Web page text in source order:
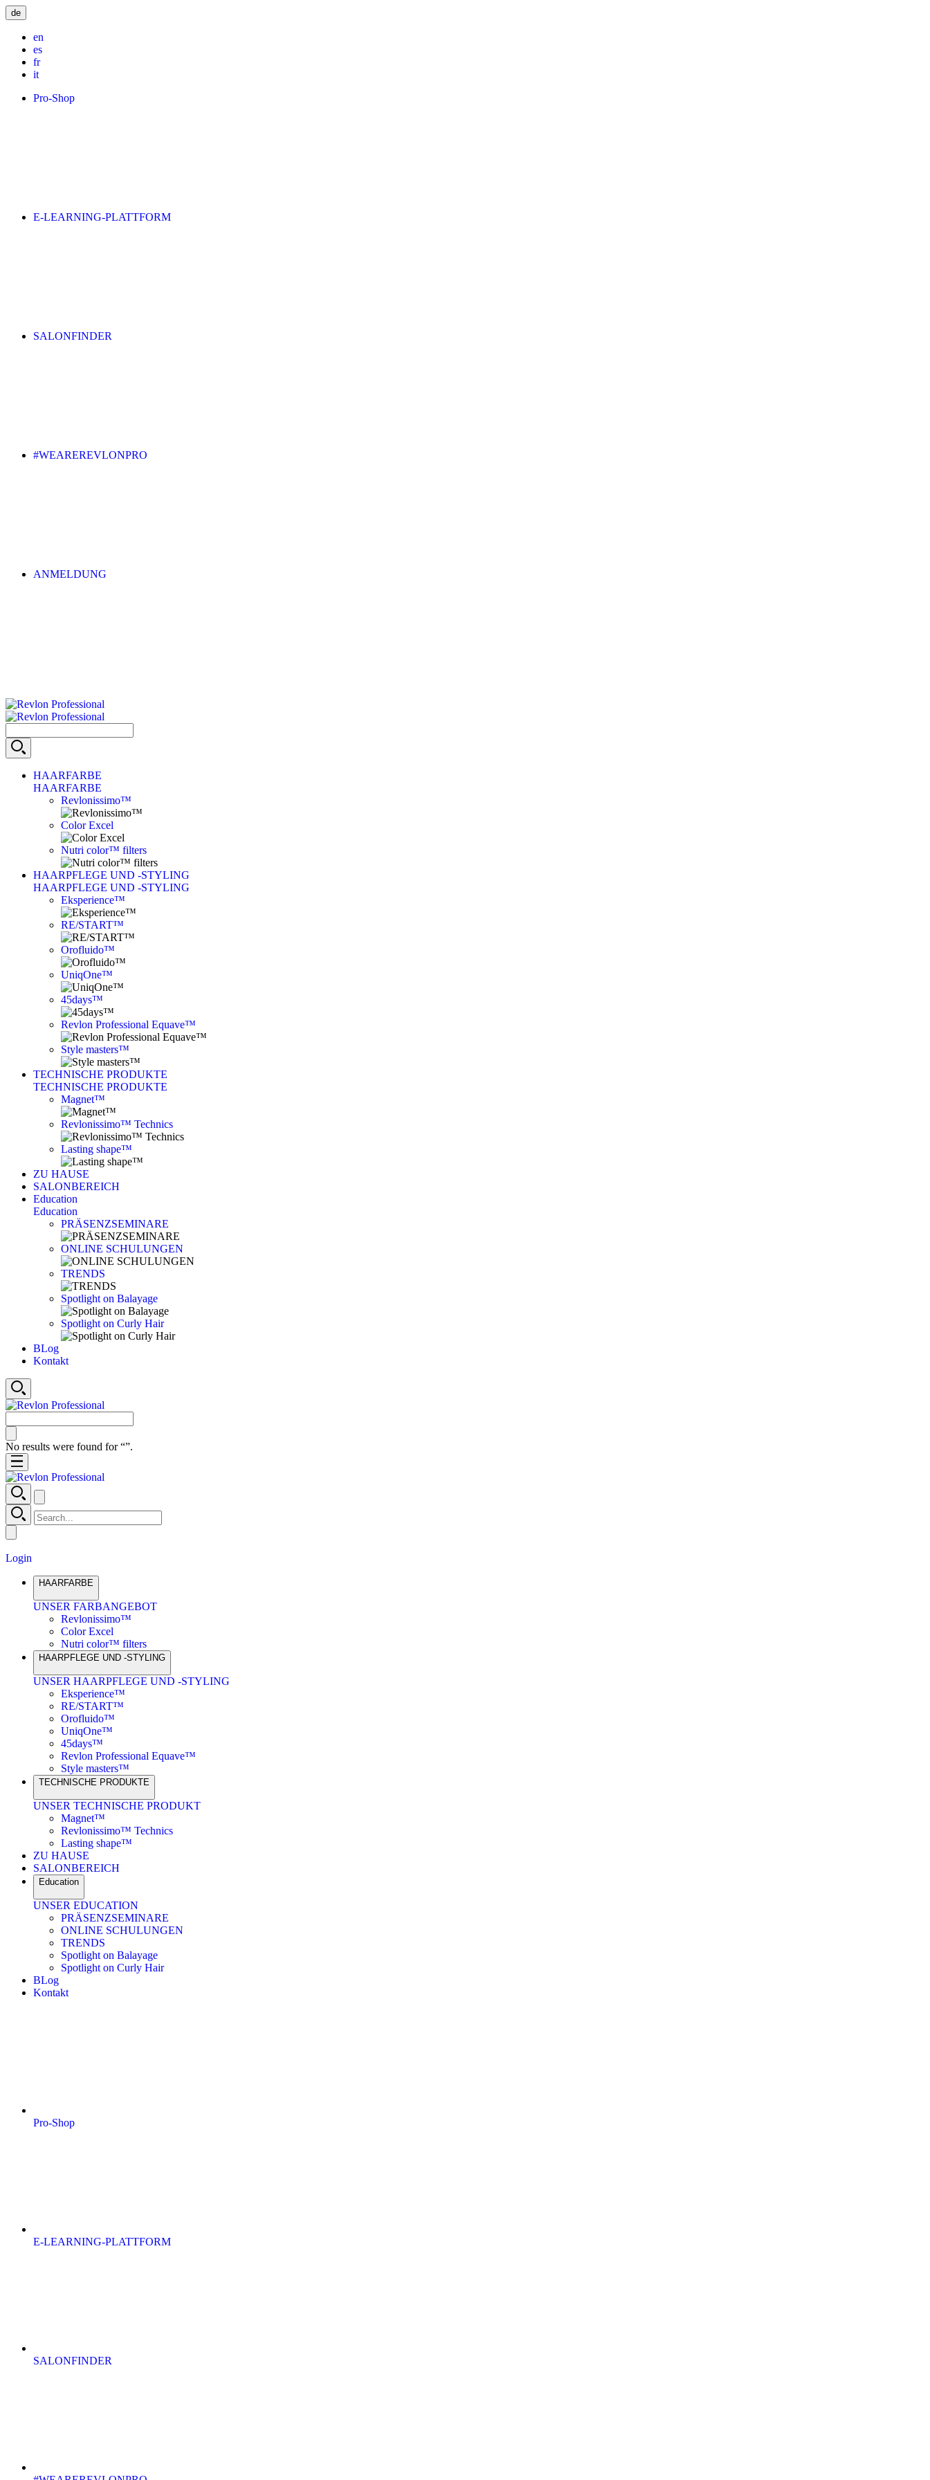
de
en
es
fr
it
Pro-Shop
E-LEARNING-PLATTFORM
SALONFINDER
#WEAREREVLONPRO
ANMELDUNG
HAARFARBE
HAARFARBE
Revlonissimo™
Color Excel
Nutri color™ filters
HAARPFLEGE UND -STYLING
HAARPFLEGE UND -STYLING
Eksperience™
RE/START™
Orofluido™
UniqOne™
45days™
Revlon Professional Equave™
Style masters™
TECHNISCHE PRODUKTE
TECHNISCHE PRODUKTE
Magnet™
Revlonissimo™ Technics
Lasting shape™
ZU HAUSE
SALONBEREICH
Education
Education
PRÄSENZSEMINARE
ONLINE SCHULUNGEN
TRENDS
Spotlight on Balayage
Spotlight on Curly Hair
BLog
Kontakt
No results were found for “”.
Login
HAARFARBE
UNSER FARBANGEBOT
Revlonissimo™
Color Excel
Nutri color™ filters
HAARPFLEGE UND -STYLING
UNSER HAARPFLEGE UND -STYLING
Eksperience™
RE/START™
Orofluido™
UniqOne™
45days™
Revlon Professional Equave™
Style masters™
TECHNISCHE PRODUKTE
UNSER TECHNISCHE PRODUKT
Magnet™
Revlonissimo™ Technics
Lasting shape™
ZU HAUSE
SALONBEREICH
Education
UNSER EDUCATION
PRÄSENZSEMINARE
ONLINE SCHULUNGEN
TRENDS
Spotlight on Balayage
Spotlight on Curly Hair
BLog
Kontakt
Pro-Shop
E-LEARNING-PLATTFORM
SALONFINDER